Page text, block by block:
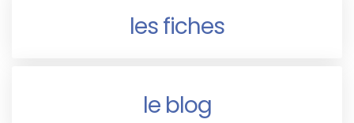
les fiches
le blog